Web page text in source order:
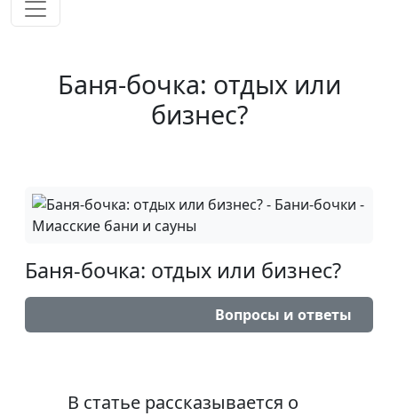
Баня-бочка: отдых или
бизнес?
Баня-бочка: отдых или бизнес?
Вопросы и ответы
В статье рассказывается о